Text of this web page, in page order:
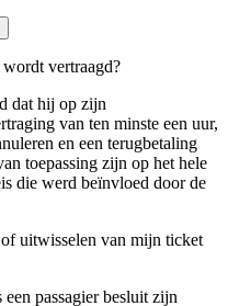
vertraagd?
dat hij op zijn
van ten minste een uur,
en een terugbetaling
toepassing zijn op het hele
die werd beïnvloed door de
uitwisselen van mijn ticket
passagier besluit zijn